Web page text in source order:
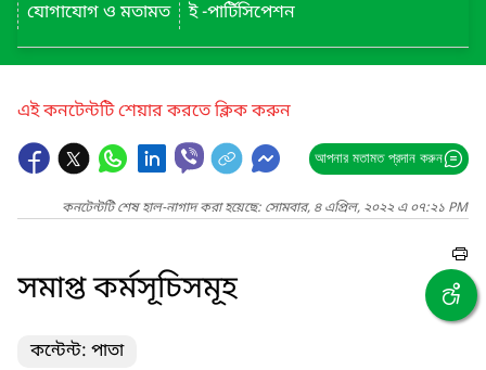
যোগাযোগ ও মতামত
ই -পার্টিসিপেশন
এই কনটেন্টটি শেয়ার করতে ক্লিক করুন
আপনার মতামত প্রদান করুন
কনটেন্টটি শেষ হাল-নাগাদ করা হয়েছে: সোমবার, ৪ এপ্রিল, ২০২২ এ ০৭:২১ PM
সমাপ্ত কর্মসূচিসমূহ
কন্টেন্ট: পাতা